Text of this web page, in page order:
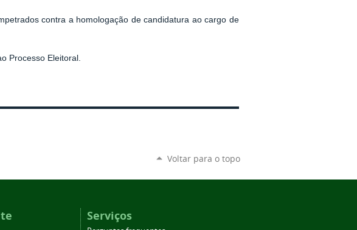
contra a homologação de candidatura ao cargo de
Processo Eleitoral.
Voltar para o topo
Serviços